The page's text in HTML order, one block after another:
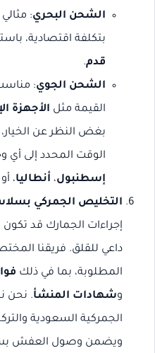
الشحن البحري:
بتكلفة اقتصادية،
قدم.
الشحن الجوي:
القيمة مثل الأجهزة
بغض النظر عن
الوقت المحدد إلى أي
إسطنبول، أنطاليا،
التخليص الجمركي
إجراءات الجمارك قد تكون
داعي للقلق. فريقنا
المطلوبة، بما في ذلك
وشهادات المنشأ. نحن
الجمركية السعودية
ويضمن وصول العفش